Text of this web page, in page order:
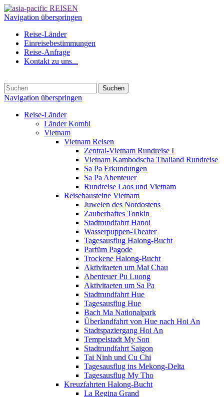
Navigation überspringen
Reise-Länder
Einreisebestimmungen
Reise-Anfrage
Kontakt zu uns...
Suchen
Navigation überspringen
Reise-Länder
Länder Kombi
Vietnam
Vietnam Reisen
Zentral-Vietnam Rundreise I
Vietnam Kambodscha Thailand Rundreise
Sa Pa Erkundungen
Sa Pa Abenteuer
Rundreise Laos und Vietnam
Reisebausteine Vietnam
Juwelen des Nordostens
Zauberhaftes Tonkin
Stadtrundfahrt Hanoi
Wasserpuppen-Theater
Tagesausflug Halong-Bucht
Parfüm Pagode
Trockene Halong-Bucht
Aktivitaeten um Mai Chau
Abenteuer Pu Luong
Aktivitaeten um Sa Pa
Stadtrundfahrt Hue
Tagesausflug Hue
Bach Ma Nationalpark
Überlandfahrt von Hue nach Hoi An
Stadtspaziergang Hoi An
Tempelstadt My Son
Stadtrundfahrt Saigon
Tai Ninh und Cu Chi
Tagesausflug ins Mekong-Delta
Tagesausflug My Tho
Kreuzfahrten Halong-Bucht
La Regina Grand